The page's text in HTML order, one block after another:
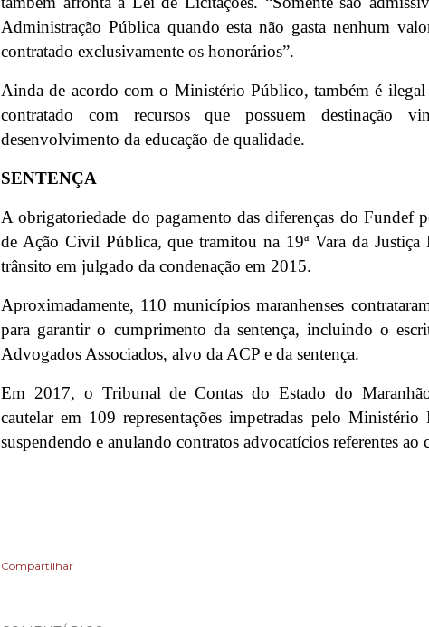
Administração Pública quando esta não gasta nenhum
contratado exclusivamente os honorários”.
Ainda de acordo com o Ministério Público, também é
contratado com recursos que possuem destinação
desenvolvimento da educação de qualidade.
SENTENÇA
A obrigatoriedade do pagamento das diferenças do Fundef
de Ação Civil Pública, que tramitou na 19ª Vara da Justiça
trânsito em julgado da condenação em 2015.
Aproximadamente, 110 municípios maranhenses
para garantir o cumprimento da sentença, incluindo o
Advogados Associados, alvo da ACP e da sentença.
Em 2017, o Tribunal de Contas do Estado do
cautelar em 109 representações impetradas pelo
suspendendo e anulando contratos advocatícios referentes ao
Compartilhar